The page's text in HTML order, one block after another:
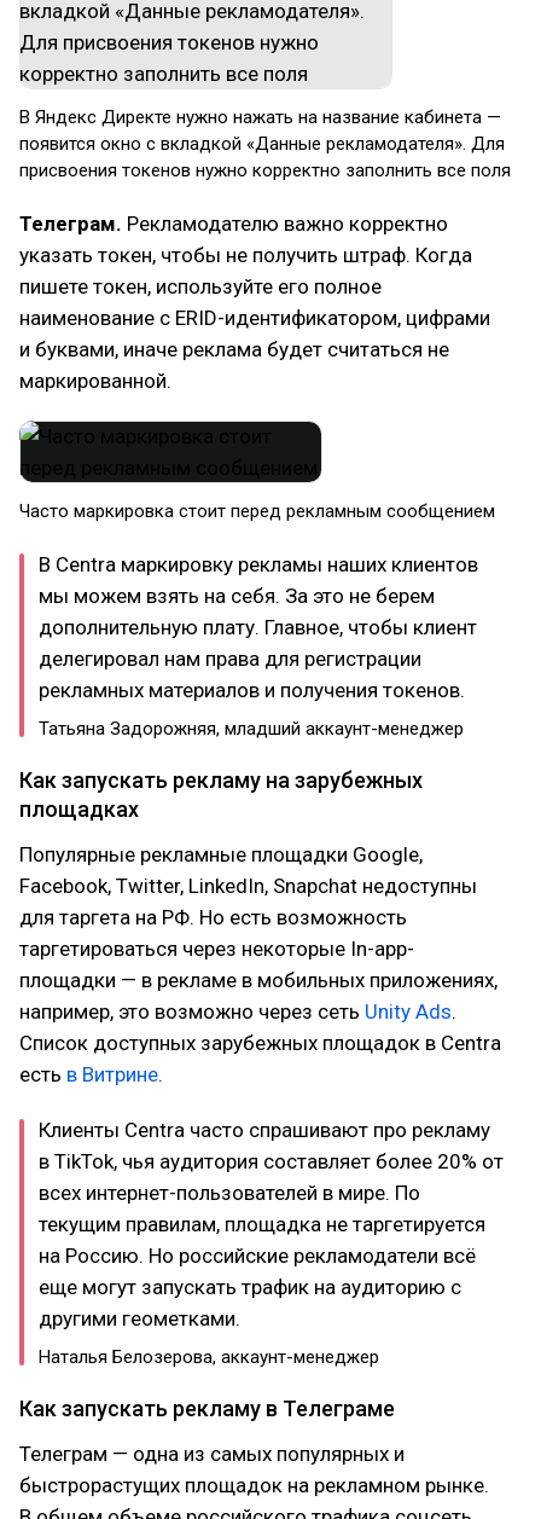
В Яндекс Директе нужно нажать на название кабинета —
появится окно с вкладкой «Данные рекламодателя». Для
присвоения токенов нужно корректно заполнить все поля
Телеграм. Рекламодателю важно корректно
указать токен, чтобы не получить штраф. Когда
пишете токен, используйте его полное
наименование с ERID-идентификатором, цифрами
и буквами, иначе реклама будет считаться не
маркированной.
Часто маркировка стоит перед рекламным сообщением
В Centra маркировку рекламы наших клиентов
мы можем взять на себя. За это не берем
дополнительную плату. Главное, чтобы клиент
делегировал нам права для регистрации
рекламных материалов и получения токенов.
Татьяна Задорожняя, младший аккаунт-менеджер
Как запускать рекламу на зарубежных
площадках
Популярные рекламные площадки Google,
Facebook, Twitter, LinkedIn, Snapchat недоступны
для таргета на РФ. Но есть возможность
таргетироваться через некоторые In-app-
площадки — в рекламе в мобильных приложениях,
например, это возможно через сеть Unity Ads.
Список доступных зарубежных площадок в Centra
есть в Витрине.
Клиенты Centra часто спрашивают про рекламу
в TikTok, чья аудитория составляет более 20% от
всех интернет-пользователей в мире. По
текущим правилам, площадка не таргетируется
на Россию. Но российские рекламодатели всё
еще могут запускать трафик на аудиторию с
другими геометками.
Наталья Белозерова, аккаунт-менеджер
Как запускать рекламу в Телеграме
Телеграм — одна из самых популярных и
быстрорастущих площадок на рекламном рынке.